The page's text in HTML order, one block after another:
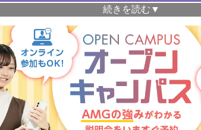
る文章力や原稿の書き方からひとりひとり丁
週1回の夜間講座なので、昼間に仕事や学業が
可能なので自宅から受講することも可能です
個別相談会（オンライン可）にお申し込みく
学校見学・個別相談会は こちら。